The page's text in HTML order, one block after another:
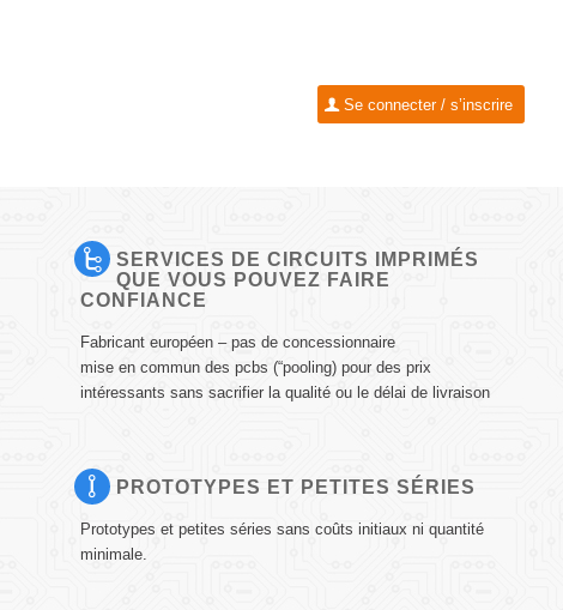
Se connecter / s’inscrire
SERVICES DE CIRCUITS IMPRIMÉS
QUE VOUS POUVEZ FAIRE
CONFIANCE
Fabricant européen – pas de concessionnaire
mise en commun des pcbs (“pooling) pour des prix
intéressants sans sacrifier la qualité ou le délai de livraison
PROTOTYPES ET PETITES SÉRIES
Prototypes et petites séries sans coûts initiaux ni quantité
minimale.